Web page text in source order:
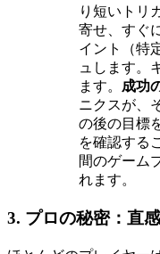
り短いトリ
寄せ、すぐ
イント（特
ュします。
ます。 成功
ニクスが、
の後の目標
を確認する
間のゲーム
れます。
3. プロの秘密：直